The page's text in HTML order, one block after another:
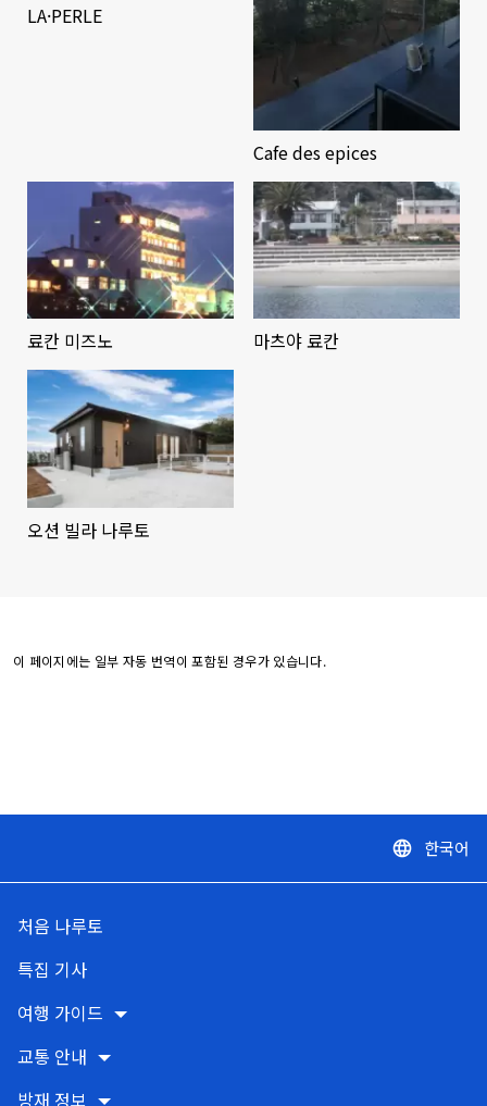
LA·PERLE
Cafe des epices
료칸 미즈노 마츠야 료칸
오션 빌라 나루토
이 페이지에는 일부 자동 번역이 포함된 경우가 있습니다.
language 한국어
처음 나루토
특집 기사
여행 가이드
교통 안내
방재 정보